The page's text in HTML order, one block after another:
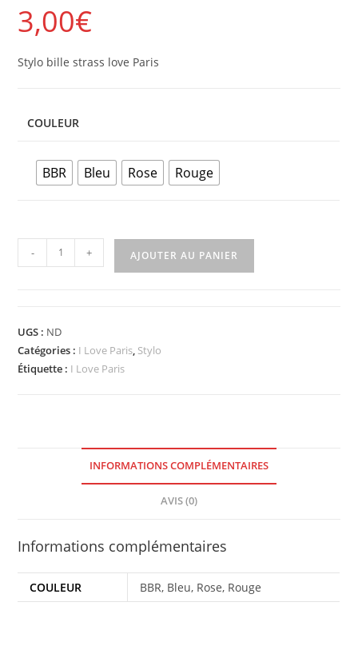
3,00€
Stylo bille strass love Paris
COULEUR
BBR Bleu Rose Rouge
- + AJOUTER AU PANIER
UGS : ND
Catégories : I Love Paris, Stylo
Étiquette : I Love Paris
INFORMATIONS COMPLÉMENTAIRES
AVIS (0)
Informations complémentaires
COULEUR BBR, Bleu, Rose, Rouge